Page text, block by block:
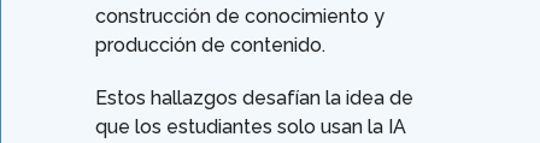
construcción de conocimiento y
producción de contenido.
Estos hallazgos desafían la idea de
que los estudiantes solo usan la IA